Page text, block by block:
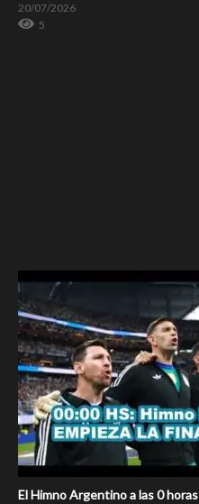
20/07/2026
5
El Himno Argentino a las 0